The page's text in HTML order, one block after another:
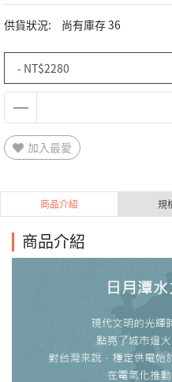
供貨狀況: 尚有庫存 36
加入最愛
商品介紹 規
商品介紹